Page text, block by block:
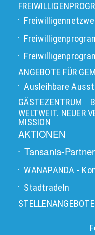
ANGEBOTE FÜR
Ausleihbare
GÄSTEZENTRUM
WELTWEIT. NEUER
MISSION
AKTIONEN
Tansania-
WANAPANDA -
Stadtradeln
STELLENANGEBOTE